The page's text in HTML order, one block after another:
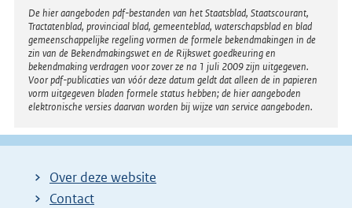
e
l
i
n
k
:
Disclaimer
De hier aangeboden pdf-bestanden van het Staatsblad, Staatscourant,
Tractatenblad, provinciaal blad, gemeenteblad, waterschapsblad en blad
gemeenschappelijke regeling vormen de formele bekendmakingen in de
zin van de Bekendmakingswet en de Rijkswet goedkeuring en
bekendmaking verdragen voor zover ze na 1 juli 2009 zijn uitgegeven.
Voor pdf-publicaties van vóór deze datum geldt dat alleen de in papieren
vorm uitgegeven bladen formele status hebben; de hier aangeboden
elektronische versies daarvan worden bij wijze van service aangeboden.
Over deze website
Contact